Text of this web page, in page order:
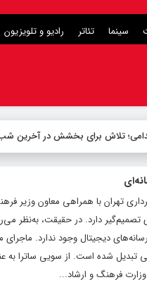
سینما تئاتر رادیو و تلویزیون
تلاش برای بخشش در آخرین
تهران با همراهی معاون وزیر
تصمیم‌گیر دارد. در حقیقت، به‌نظر
دیجیتال وجود ندارد.
تبدیل شده است. از سویی ساترا به
فرهنگ و ارشاد...